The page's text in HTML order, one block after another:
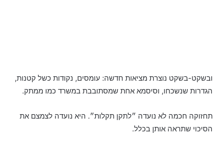
ובשקט-בשקט נוצרת מציאות חדשה: עומסים, נקודות כשל קטנות,
הגדרות שנשכחו, וסיסמא אחת שמסתובבת במשרד כמו ממתק.
תחזוקה חכמה לא נועדה ״לתקן תקלות״. היא נועדה לצמצם את
הסיכוי שתראה אותן בכלל.